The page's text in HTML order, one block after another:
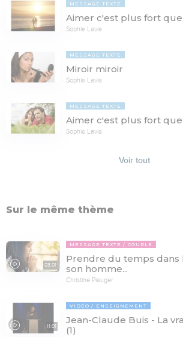
MESSAGE TEXTE
Aimer c'est plus fort
Sophie Lavie
MESSAGE TEXTE
Miroir miroir
Sophie Lavie
MESSAGE TEXTE
Aimer c'est plus fort
Sophie Lavie
Voir tout
Sur le même thème
03:01
MESSAGE TEXTE COUPLE
Prendre du temps dans
son homme...
Christine Piauger
11:01
VIDÉO ENSEIGNEMENT
Jean-Claude Buis - La
(1)